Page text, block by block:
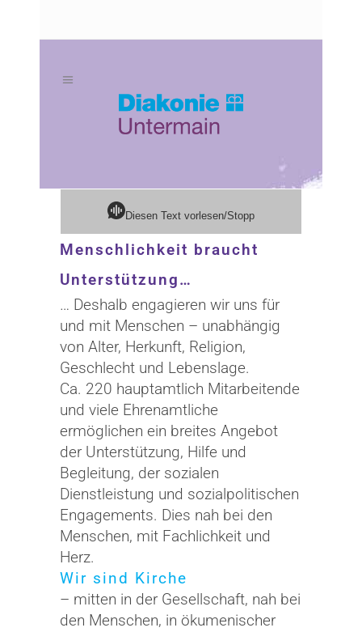
Diesen Text vorlesen/Stopp
Menschlichkeit braucht
Unterstützung…
… Deshalb engagieren wir uns für
und mit Menschen – unabhängig
von Alter, Herkunft, Religion,
Geschlecht und Lebenslage.
Ca. 220 hauptamtlich Mitarbeitende
und viele Ehrenamtliche
ermöglichen ein breites Angebot
der Unterstützung, Hilfe und
Begleitung, der sozialen
Dienstleistung und sozialpolitischen
Engagements. Dies nah bei den
Menschen, mit Fachlichkeit und
Herz.
Wir sind Kirche
– mitten in der Gesellschaft, nah bei
den Menschen, in ökumenischer